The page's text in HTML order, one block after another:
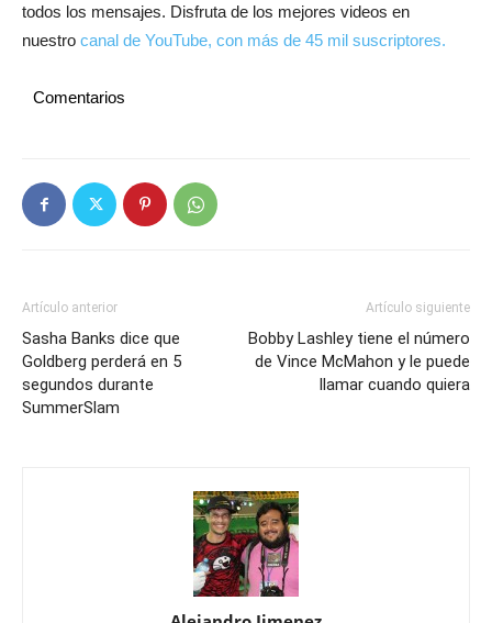
todos los mensajes. Disfruta de los mejores videos en
nuestro canal de YouTube, con más de 45 mil suscriptores.
Comentarios
Artículo anterior
Sasha Banks dice que
Goldberg perderá en 5
segundos durante
SummerSlam
Artículo siguiente
Bobby Lashley tiene el número
de Vince McMahon y le puede
llamar cuando quiera